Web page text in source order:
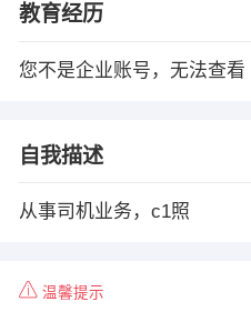
教育经历
您不是企业账号，无法查看
自我描述
从事司机业务，c1照
温馨提示